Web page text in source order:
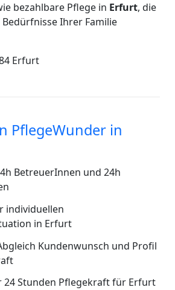
bezahlbare Pflege in Erfurt, die
Ihrer Familie
Erfurt
PflegeWunder in
BetreuerInnen und 24h
individuellen
in Erfurt
Kundenwunsch und Profil
24 Stunden Pflegekraft für Erfurt